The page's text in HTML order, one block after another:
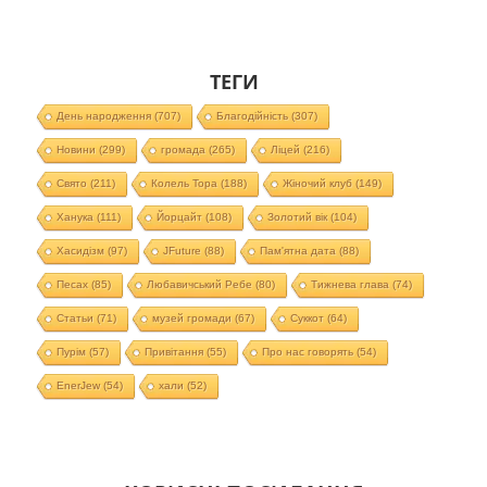
ТЕГИ
День народження(707) Благодійність(307)
Новини (299) громада (265) Ліцей (216)
Свято (211) Колель Тора (188) Жіночий клуб (149)
Ханука (111) Йорцайт (108) Золотий вік(104)
Хасидізм (97) JFuture (88) Пам'ятна дата (88)
Песах(85) Любавичський Ребе (80) Тижнева глава (74)
Статьи (71) музей громади (67) Суккот (64)
Пурім (57) Привітання(55) Про нас говорять(54)
EnerJew(54) хали (52)